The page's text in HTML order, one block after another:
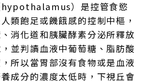
hypothalamus）是控管食慾
類飽足或饑餓感的控制中樞，
消化道和胰臟酵素分泌所釋放
並判讀血液中葡萄糖、脂肪酸
所以當胃部沒有食物或是血液
成分的濃度太低時，下視丘會